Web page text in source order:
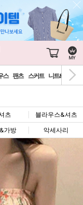
스 팬츠 스커트 니트&가디건
츠 블라우스&셔츠
가방 악세사리